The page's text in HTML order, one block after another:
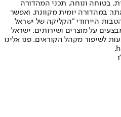
בטוחה ונוחה. תכני המהדורה
במהדורה יומית מקוונת, ואפשר
הייחודי "הקליקה של ישראל
על מוצרים ושירותים. ישראל
לשיפור מקהל הקוראים. פנו אלינו